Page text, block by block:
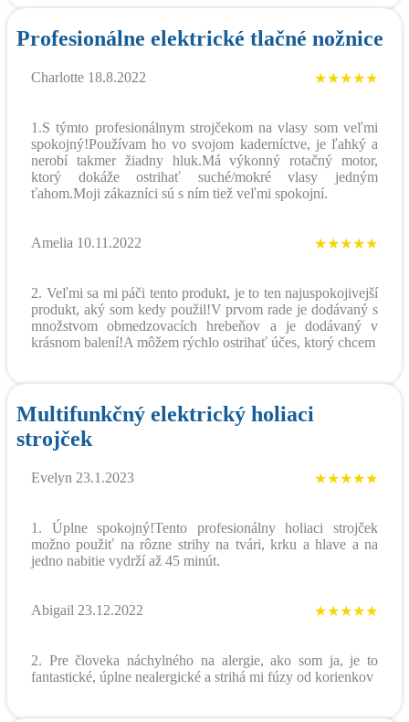
Profesionálne elektrické tlačné nožnice
Charlotte 18.8.2022 ★★★★★
1.S týmto profesionálnym strojčekom na vlasy som veľmi
spokojný!Používam ho vo svojom kaderníctve, je ľahký a
nerobí takmer žiadny hluk.Má výkonný rotačný motor,
ktorý dokáže ostrihať suché/mokré vlasy jedným
ťahom.Moji zákazníci sú s ním tiež veľmi spokojní.
Amelia 10.11.2022 ★★★★★
2. Veľmi sa mi páči tento produkt, je to ten najuspokojivejší
produkt, aký som kedy použil!V prvom rade je dodávaný s
množstvom obmedzovacích hrebeňov a je dodávaný v
krásnom balení!A môžem rýchlo ostrihať účes, ktorý chcem
Multifunkčný elektrický holiaci
strojček
Evelyn 23.1.2023 ★★★★★
1. Úplne spokojný!Tento profesionálny holiaci strojček
možno použiť na rôzne strihy na tvári, krku a hlave a na
jedno nabitie vydrží až 45 minút.
Abigail 23.12.2022 ★★★★★
2. Pre človeka náchylného na alergie, ako som ja, je to
fantastické, úplne nealergické a strihá mi fúzy od korienkov